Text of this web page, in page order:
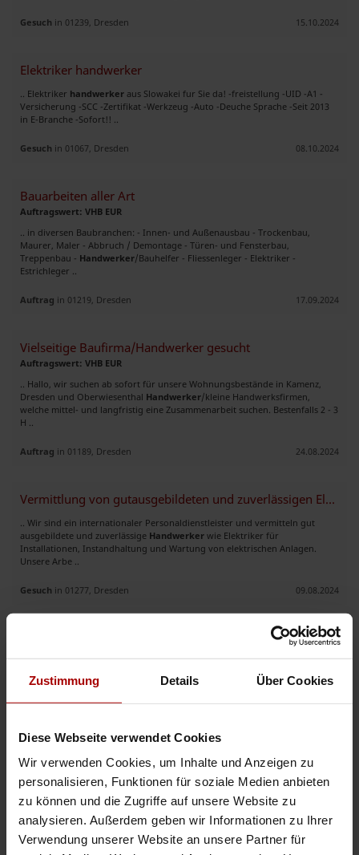
Zustimmung Details Über Cookies
Diese Webseite verwendet Cookies
Wir verwenden Cookies, um Inhalte und Anzeigen zu
personalisieren, Funktionen für soziale Medien anbieten
zu können und die Zugriffe auf unsere Website zu
analysieren. Außerdem geben wir Informationen zu Ihrer
Verwendung unserer Website an unsere Partner für
Gesuch in 01239, Dresden 15.10.2024
Elektriker handwerker
.. Elektriker handwerker aus Slowakei fur Sie da! -freistellung -UID -A1 -
Versicherung -SCC -Zertifikat -Werkzeug -Auto -Deuche Sprache -Seit 2013
in E-Branche -Sofort!! ..
Gesuch in 01067, Dresden 08.10.2024
Bauarbeiten aller Art
Auftragswert: VHB EUR
.. in diversen Baubranchen: - Innen- und Außenausbau - Trockenbau,
Maurer, Maler - Abbruch / Demontage - Türen- und Fensterbau,
Treppenbau - Handwerker/Bauhelfer - Fliessenleger - Elektriker -
Estrichleger ..
Auftrag in 01219, Dresden 17.09.2024
Vielseitige Baufirma/Handwerker gesucht
Auftragswert: VHB EUR
.. Hallo, wir suchen ab sofort für unsere Wohnungsbestände in Kamenz,
Dresden und Oberwiesenthal Handwerker/kleine Handwerksfirmen,
welche mittel- und langfristig eine Zusammenarbeit suchen. Bestenfalls 2 - 3
H ..
Auftrag in 01189, Dresden 24.08.2024
Vermittlung von gutausgebildeten und zuverlässigen Elektrikern
.. Wir sind ein internationaler Personaldienstleister und vermitteln gut
ausgebildete und zuverlässige Handwerker wie Elektriker für
Installationen, Instandhaltung und Wartung von elektrischen Anlagen.
Unsere Arbe ..
Gesuch in 01277, Dresden 09.08.2024
Jetzt mit der Auftragsbank starten
Aufträge im Innenausbaubereich : Trockenbau, tapezieren,
Fußbodenaufbau, Laminat verlegen, Malerarbeiten u. s.w. Alle weiteren
Frag ..
Gesuchin 01309, Dresden 03.03.2024